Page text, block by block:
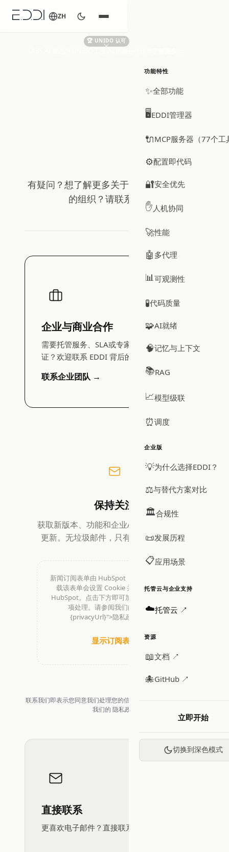
🏆 UNIDO 认可
ZH
功能特性
✨全部功能
🖥️EDDI管理器
🔌MCP服务器（77个工
⚙️配置即代码
🔐安全优先
✋ 人机协同
🚀性能
🤖 多代理
📊可观测性
🧪代码质量
🧩AI就绪
🧠记忆与上下文
📚RAG
📈模型级联
⏰调度
企业版
💡为什么选择EDDI？
⚖️与替代方案对比
🏛️合规性
📜发展历程
📋应用场景
托管云与企业支持
☁️托管云 ↗
资源
📖文档 ↗
🐙GitHub ↗
立即开始
切换到深色模式
有疑问？想了解更多关于 EDDI 如何服务您
的组织？请联系我们。
企业与商业合作
需要托管服务、SLA或专家指导的概念验
证？欢迎联系 EDDI 背后的团队。
联系企业团队 →
保持关注
获取新版本、功能和企业AI编排最佳实践的
更新。无垃圾邮件，只有有价值的信息。
新闻订阅表单由 HubSpot（美国）提供。加
载该表单会设置 Cookie 并将数据传输至
HubSpot。点击下方即可加载表单并同意此
项处理。请参阅我们的<a href="
{privacyUrl}">隐私政策</a>。
显示订阅表单
联系我们即表示您同意我们处理您的信息以回复您的咨询。请参阅
我们的 隐私政策
直接联系
更喜欢电子邮件？直接联系我们：